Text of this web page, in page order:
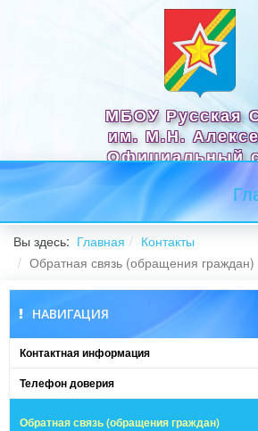
МБОУ Русская
им. М.Н.
Официальный
Вы здесь: Главная
Контакты
Обратная связь (обращения граждан)
НАВИГАЦИЯ
Контактная информация
Телефон доверия
Обратная связь (обращения граждан)